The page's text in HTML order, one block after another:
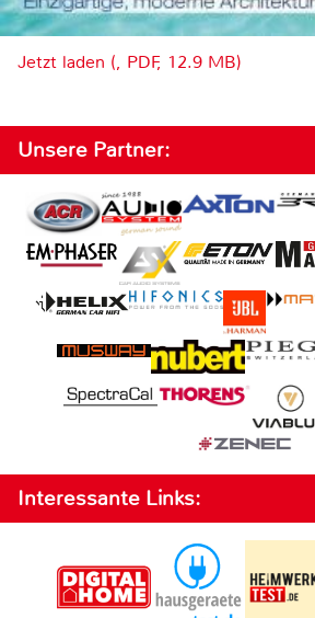
Jetzt laden (, PDF, 12.9 MB)
Unsere Partner:
Interessante Links: